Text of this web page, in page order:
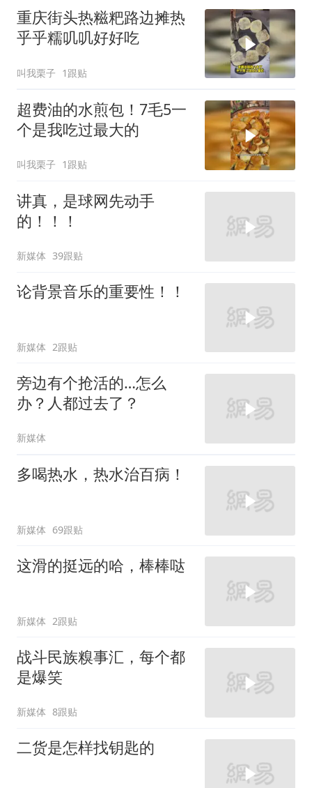
重庆街头热糍粑路边摊热
乎乎糯叽叽好好吃
叫我栗子 1跟贴
超费油的水煎包！7毛5一
个是我吃过最大的
叫我栗子 1跟贴
讲真，是球网先动手
的！！！
新媒体 39跟贴
论背景音乐的重要性！！
新媒体 2跟贴
旁边有个抢活的…怎么
办？人都过去了？
新媒体
多喝热水，热水治百病！
新媒体 69跟贴
这滑的挺远的哈，棒棒哒
新媒体 2跟贴
战斗民族糗事汇，每个都
是爆笑
新媒体 8跟贴
二货是怎样找钥匙的